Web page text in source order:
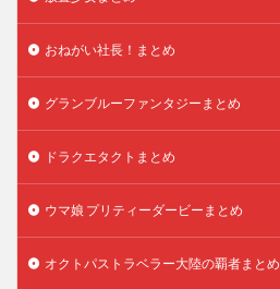
おねがい社長！まとめ
グランブルーファンタジーまとめ
ドラクエタクトまとめ
ウマ娘 プリティーダービーまとめ
オクトパストラベラー大陸の覇者まとめ